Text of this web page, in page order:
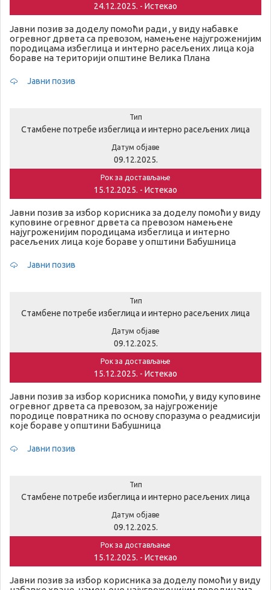
24.12.2025. - Истекао
Јавни позив за доделу помоћи ради , у виду набавке
огревног дрвета са превозом, намењене најугроженијим
породицама избеглица и интерно расељених лица која
бораве на територији општине Велика Плана
Јавни позив
Тип
Стамбене потребе избеглица и интерно расељених лица
Датум објаве
09.12.2025.
Рок за достављање
15.12.2025. - Истекао
Јавни позив за избор корисника за доделу помоћи у виду
куповине огревног дрвета са превозом намењене
најугроженијим породицама избеглица и интерно
расељених лица које бораве у општини Бабушница
Јавни позив
Тип
Стамбене потребе избеглица и интерно расељених лица
Датум објаве
09.12.2025.
Рок за достављање
15.12.2025. - Истекао
Јавни позив за избор корисника помоћи, у виду куповине
огревног дрвета са превозом, за најугроженије
породице повратника по основу споразума о реадмисији
које бораве у општини Бабушница
Јавни позив
Тип
Стамбене потребе избеглица и интерно расељених лица
Датум објаве
09.12.2025.
Рок за достављање
15.12.2025. - Истекао
Јавни позив за избор корисника за доделу помоћи у виду